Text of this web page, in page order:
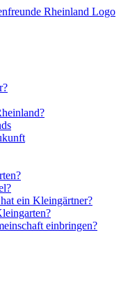
ein Kleingärtner?
einbringen?